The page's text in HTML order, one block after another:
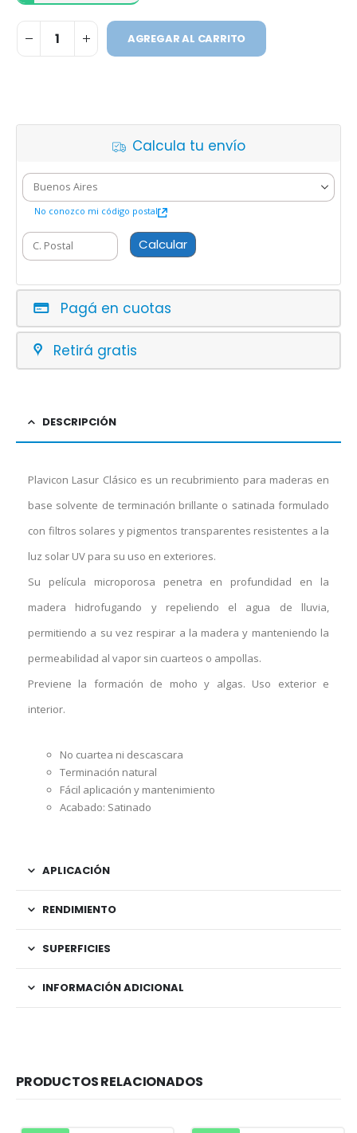
AGREGAR AL CARRITO
Calcula tu envío
No conozco mi código postal
Calcular
Pagá en cuotas
Retirá gratis
DESCRIPCIÓN
Plavicon Lasur Clásico es un recubrimiento para maderas en
base solvente de terminación brillante o satinada formulado
con filtros solares y pigmentos transparentes resistentes a la
luz solar UV para su uso en exteriores.
Su película microporosa penetra en profundidad en la
madera hidrofugando y repeliendo el agua de lluvia,
permitiendo a su vez respirar a la madera y manteniendo la
permeabilidad al vapor sin cuarteos o ampollas.
Previene la formación de moho y algas. Uso exterior e
interior.
No cuartea ni descascara
Terminación natural
Fácil aplicación y mantenimiento
Acabado: Satinado
APLICACIÓN
RENDIMIENTO
SUPERFICIES
INFORMACIÓN ADICIONAL
PRODUCTOS RELACIONADOS